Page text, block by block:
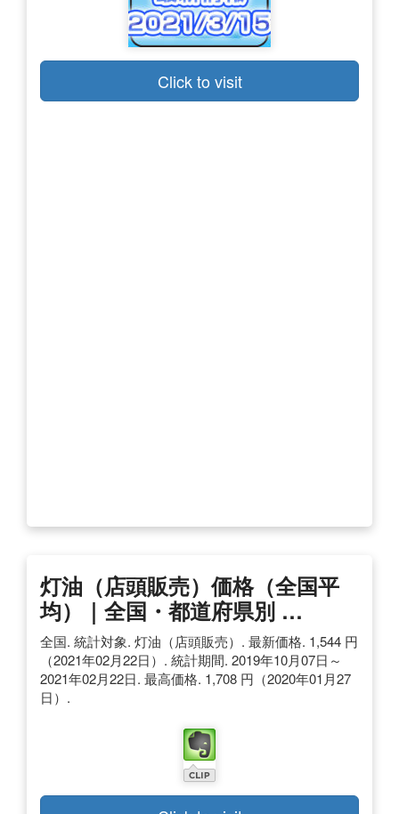
Click to visit
灯油（店頭販売）価格（全国平
均）｜全国・都道府県別 …
全国. 統計対象. 灯油（店頭販売）. 最新価格. 1,544 円
（2021年02月22日）. 統計期間. 2019年10月07日～
2021年02月22日. 最高価格. 1,708 円（2020年01月27
日）.